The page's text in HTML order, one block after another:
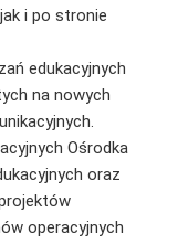
i po stronie
edukacyjnych
na nowych
Ośrodka
oraz
operacyjnych